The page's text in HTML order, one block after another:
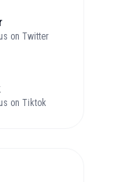
on Twitter
on Tiktok